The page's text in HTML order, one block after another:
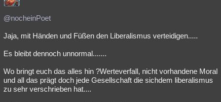
@nocheinPoet
Jaja, mit Händen und Füßen den Liberalismus verteidigen.....
Es bleibt dennoch unnormal.......
Wo bringt euch das alles hin ?Werteverfall, nicht vorhandene Moral
und all das prägt doch jede Gesellschaft die sichdem liberalismus
zu sehr verschrieben hat....